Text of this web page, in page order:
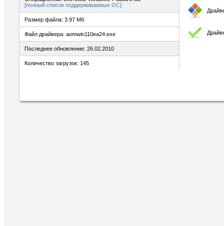
[полный список поддерживаемых ОС]
Размер файла: 3.97 Мб
Файл драйвера: aomwin110ea24.exe
Последнее обновление: 26.02.2010
Количество загрузок: 145